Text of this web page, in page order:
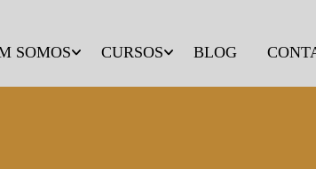
SOMOS CURSOS BLOG